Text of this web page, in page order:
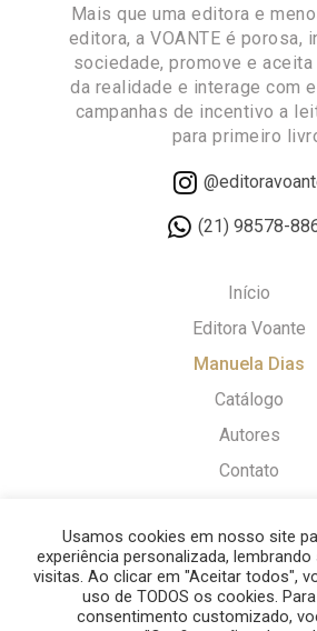
Mais que uma editora e
editora, a VOANTE é porosa,
sociedade, promove e
da realidade e interage com
campanhas de incentivo a
para primeiro
(21) 98578-
Início
Editora Voante
Manuela Dias
Catálogo
Autores
Contato
Política de
Termos e
Usamos cookies em nosso site
experiência personalizada,
visitas. Ao clicar em "Aceitar todos",
uso de TODOS os cookies.
consentimento customizado,